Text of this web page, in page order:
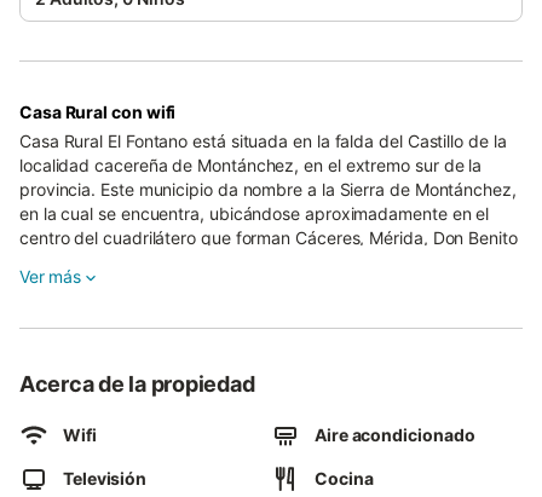
Casa Rural con wifi
Casa Rural El Fontano está situada en la falda del Castillo de la
localidad cacereña de Montánchez, en el extremo sur de la
provincia. Este municipio da nombre a la Sierra de Montánchez,
en la cual se encuentra, ubicándose aproximadamente en el
centro del cuadrilátero que forman Cáceres, Mérida, Don Benito
Extremadura.
Esta casa, cuyos orígenes se remontan al año 1890, adquiere
habilitado cómodas habitaciones, respetando en la medida de
los posible todos los resquicios y la arquitectura del pasado.
Dispone de dos dormitorios de matrimonio y una doble. Cuenta
además con una amplia terraza desde donde podemos ver el
Castillo de Montánchez, así como los llanos que le rodean, ya
Ver más
Acerca de la propiedad
Wifi Aire acondicionado
Televisión Cocina